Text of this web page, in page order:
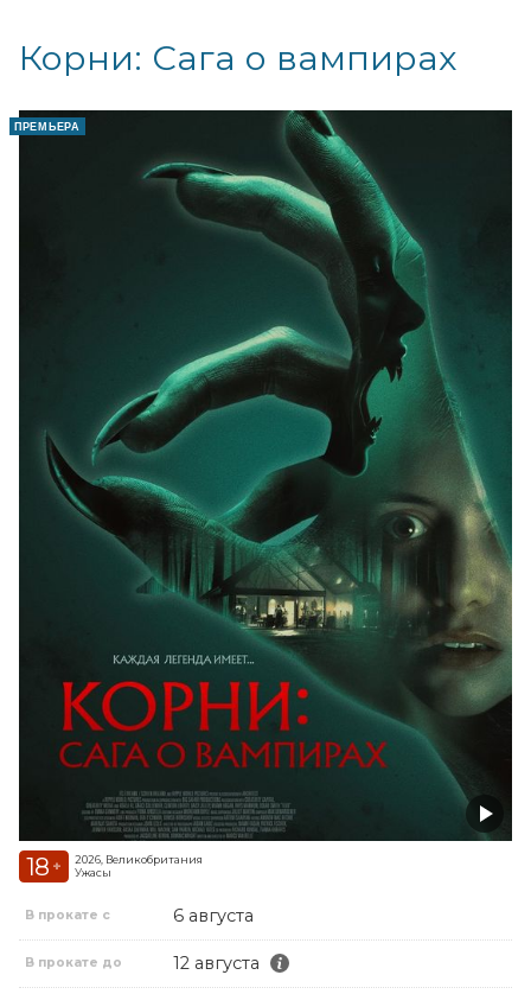
Корни: Сага о вампирах
ПРЕМЬЕРА
18 +
2026, Великобритания
Ужасы
В прокате с 6 августа
В прокате до 12 августа